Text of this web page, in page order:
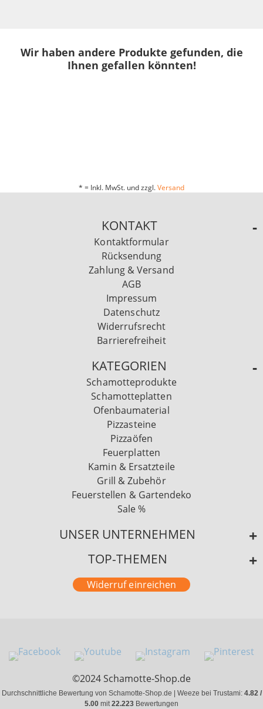
Wir haben andere Produkte gefunden, die
Ihnen gefallen könnten!
* = Inkl. MwSt. und zzgl.Versand
KONTAKT
Kontaktformular
Rücksendung
Zahlung & Versand
AGB
Impressum
Datenschutz
Widerrufsrecht
Barrierefreiheit
KATEGORIEN
Schamotteprodukte
Schamotteplatten
Ofenbaumaterial
Pizzasteine
Pizzaöfen
Feuerplatten
Kamin & Ersatzteile
Grill & Zubehör
Feuerstellen & Gartendeko
Sale %
UNSER UNTERNEHMEN
TOP-THEMEN
Widerruf einreichen
©2024 Schamotte-Shop.de
Durchschnittliche Bewertung von Schamotte-Shop.de | Weeze bei Trustami: 4.82 /
5.00 mit22.223 Bewertungen